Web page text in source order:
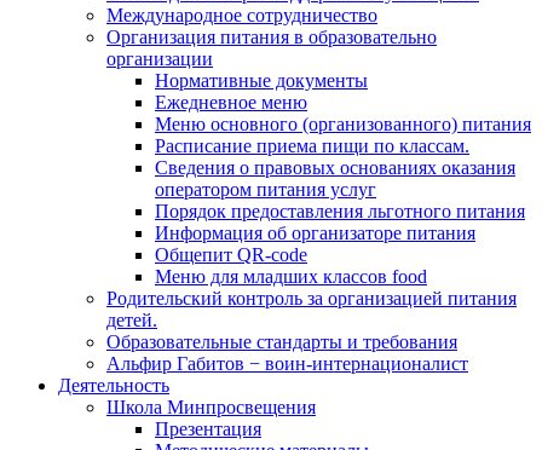
Международное сотрудничество
Организация питания в образовательно
организации
Нормативные документы
Ежедневное меню
Меню основного (организованного) питания
Расписание приема пищи по классам.
Сведения о правовых основаниях оказания
оператором питания услуг
Порядок предоставления льготного питания
Информация об организаторе питания
Общепит QR-code
Меню для младших классов food
Родительский контроль за организацией питания
детей.
Образовательные стандарты и требования
Альфир Габитов − воин-интернационалист
Деятельность
Школа Минпросвещения
Презентация